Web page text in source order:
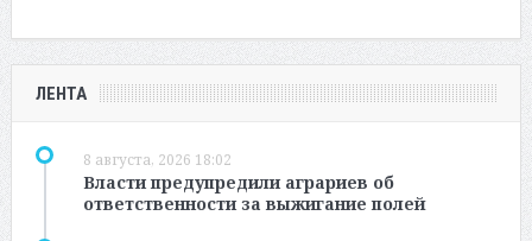
ЛЕНТА
8 августа, 2026 18:02
Власти предупредили аграриев об
ответственности за выжигание полей